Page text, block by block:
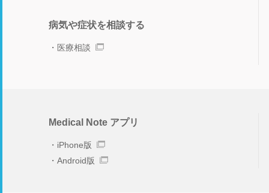
病気や症状を相談する
医療相談
Medical Note アプリ
iPhone版
Android版